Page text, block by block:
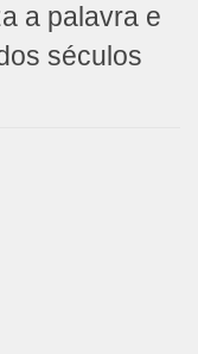
a palavra e
séculos